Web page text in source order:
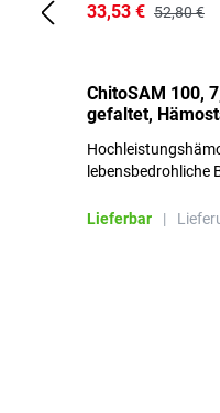
33,53 € 52,80 €
ChitoSAM 100,
gefaltet,
lebensbedrohliche
Lieferbar |